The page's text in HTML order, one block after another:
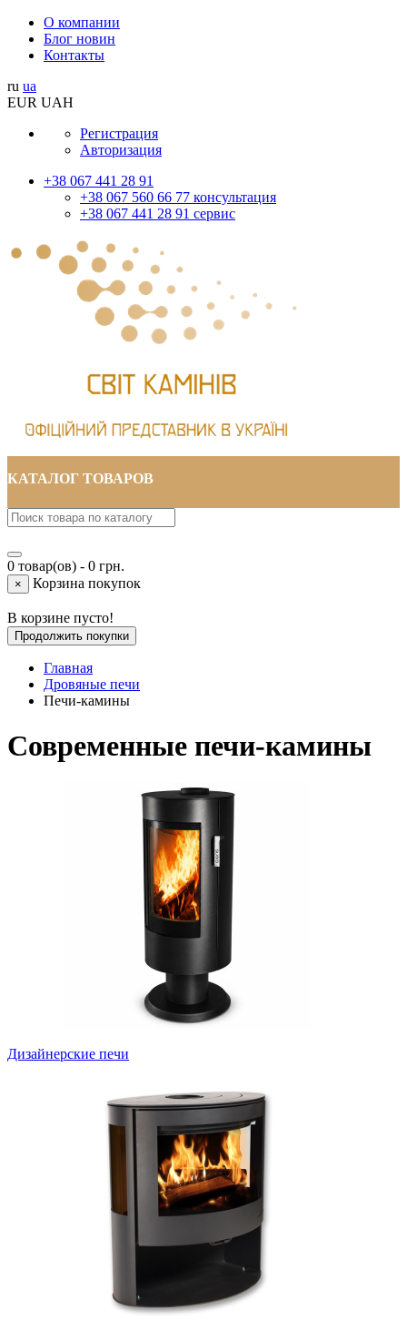
О компании
Блог новин
Контакты
ru ua
EUR UAH
Регистрация
Авторизация
+38 067 441 28 91
+38 067 560 66 77 консультация
+38 067 441 28 91 сервис
КАТАЛОГ ТОВАРОВ
0 товар(ов) - 0 грн.
× Корзина покупок
В корзине пусто!
Продолжить покупки
Главная
Дровяные печи
Печи-камины
Современные печи-камины
Дизайнерские печи